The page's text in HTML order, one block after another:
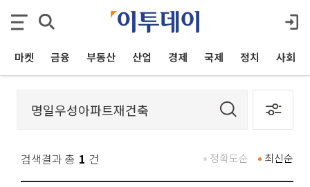
마켓 금융 부동산 산업 경제 국제 정치 사회
검색결과 총 1 건 최신순
정확도순